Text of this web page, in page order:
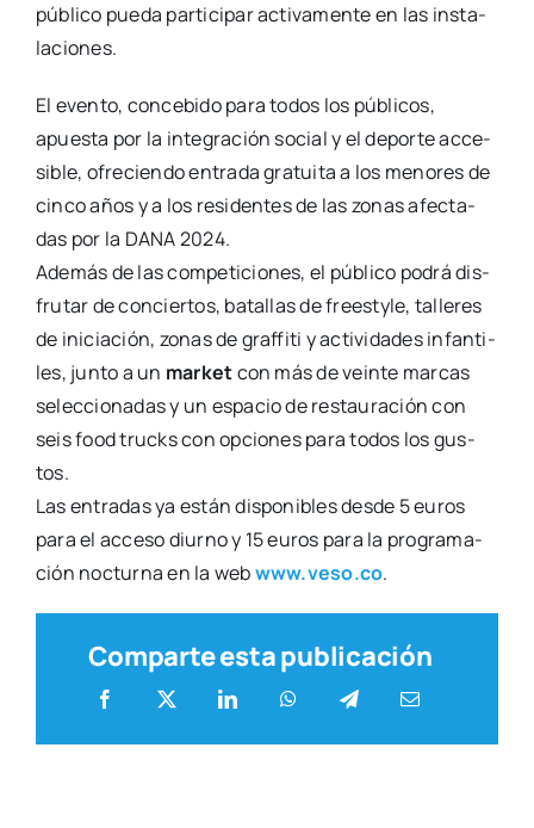
públi­co pue­da par­ti­ci­par acti­va­men­te en las ins­ta­
la­cio­nes.
El even­to, con­ce­bi­do para todos los públi­cos,
apues­ta por la inte­gra­ción social y el depor­te acce­
si­ble, ofre­cien­do entra­da gra­tui­ta a los meno­res de
cin­co años y a los resi­den­tes de las zonas afec­ta­
das por la DANA 2024.
Ade­más de las com­pe­ti­cio­nes, el públi­co podrá dis­
fru­tar de con­cier­tos, bata­llas de freesty­le, talle­res
de ini­cia­ción, zonas de graf­fi­ti y acti­vi­da­des infan­ti­
les, jun­to a un mar­ketcon más de vein­te mar­cas
selec­cio­na­das y un espa­cio de res­tau­ra­ción con
seis food trucks con opcio­nes para todos los gus­
tos.
Las entra­das ya están dis­po­ni­bles des­de 5 euros
para el acce­so diurno y 15 euros para la pro­gra­ma­
ción noc­tur­na en la webwww.veso.co.
Comparte esta publicación